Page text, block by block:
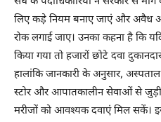
लिए कड़े नियम बनाए जाएं और अवैध
रोक लगाई जाए। उनका कहना है कि
किया गया तो हजारों छोटे दवा
हालांकि जानकारी के अनुसार,
स्टोर और आपातकालीन सेवाओं से जुड़ी
मरीजों को आवश्यक दवाएं मिल सकें।